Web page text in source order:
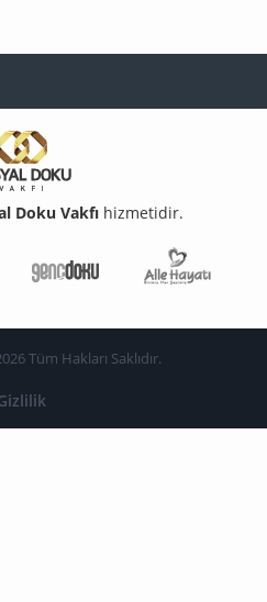
Doku Vakfı hizmetidir.
Genç Doku
Tüm Hakları Saklıdır.